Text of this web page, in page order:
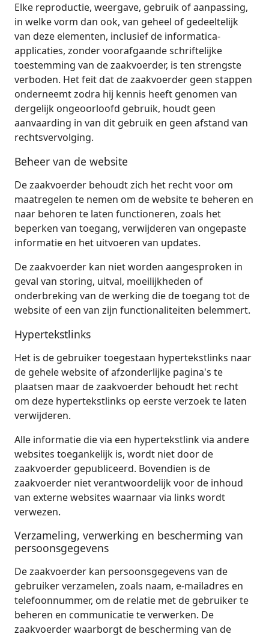
Elke reproductie, weergave, gebruik of aanpassing,
in welke vorm dan ook, van geheel of gedeeltelijk
van deze elementen, inclusief de informatica-
applicaties, zonder voorafgaande schriftelijke
toestemming van de zaakvoerder, is ten strengste
verboden. Het feit dat de zaakvoerder geen stappen
onderneemt zodra hij kennis heeft genomen van
dergelijk ongeoorloofd gebruik, houdt geen
aanvaarding in van dit gebruik en geen afstand van
rechtsvervolging.
Beheer van de website
De zaakvoerder behoudt zich het recht voor om
maatregelen te nemen om de website te beheren en
naar behoren te laten functioneren, zoals het
beperken van toegang, verwijderen van ongepaste
informatie en het uitvoeren van updates.
De zaakvoerder kan niet worden aangesproken in
geval van storing, uitval, moeilijkheden of
onderbreking van de werking die de toegang tot de
website of een van zijn functionaliteiten belemmert.
Hypertekstlinks
Het is de gebruiker toegestaan hypertekstlinks naar
de gehele website of afzonderlijke pagina's te
plaatsen maar de zaakvoerder behoudt het recht
om deze hypertekstlinks op eerste verzoek te laten
verwijderen.
Alle informatie die via een hypertekstlink via andere
websites toegankelijk is, wordt niet door de
zaakvoerder gepubliceerd. Bovendien is de
zaakvoerder niet verantwoordelijk voor de inhoud
van externe websites waarnaar via links wordt
verwezen.
Verzameling, verwerking en bescherming van
persoonsgegevens
De zaakvoerder kan persoonsgegevens van de
gebruiker verzamelen, zoals naam, e-mailadres en
telefoonnummer, om de relatie met de gebruiker te
beheren en communicatie te verwerken. De
zaakvoerder waarborgt de bescherming van de